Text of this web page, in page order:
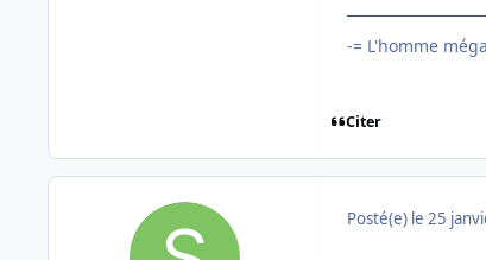
-= L'homme
Citer
Posté(e) le 25